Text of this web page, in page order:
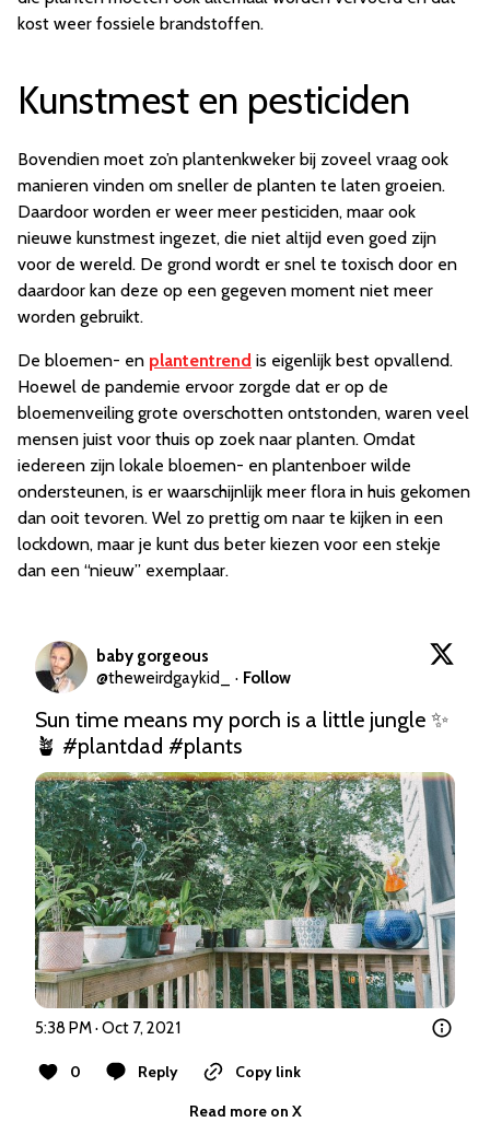
kost weer fossiele brandstoffen.
Kunstmest en pesticiden
Bovendien moet zo’n plantenkweker bij zoveel vraag ook
manieren vinden om sneller de planten te laten groeien.
Daardoor worden er weer meer pesticiden, maar ook
nieuwe kunstmest ingezet, die niet altijd even goed zijn
voor de wereld. De grond wordt er snel te toxisch door en
daardoor kan deze op een gegeven moment niet meer
worden gebruikt.
De bloemen- en plantentrend is eigenlijk best opvallend.
Hoewel de pandemie ervoor zorgde dat er op de
bloemenveiling grote overschotten ontstonden, waren veel
mensen juist voor thuis op zoek naar planten. Omdat
iedereen zijn lokale bloemen- en plantenboer wilde
ondersteunen, is er waarschijnlijk meer flora in huis gekomen
dan ooit tevoren. Wel zo prettig om naar te kijken in een
lockdown, maar je kunt dus beter kiezen voor een stekje
dan een “nieuw” exemplaar.
baby gorgeous
@theweirdgaykid_ · Follow
Sun time means my porch is a little jungle ✨
🪴 #plantdad #plants
5:38 PM · Oct 7, 2021
0 Reply
Copy link
Read more on X